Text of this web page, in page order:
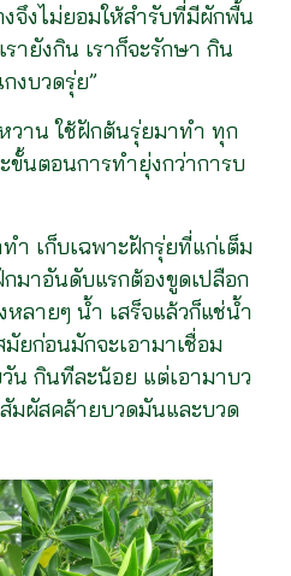
จึงไม่ยอมให้สำรับที่มีผักพื้น
ายังกิน เราก็จะรักษา กิน
งบวดรุ่ย”
วาน ใช้ฝักต้นรุ่ยมาทำ ทุก
ขั้นตอนการทำยุ่งกว่าการบ
ำ เก็บเฉพาะฝักรุ่ยที่แก่เต็ม
มาอันดับแรกต้องขูดเปลือก
ลายๆ น้ำ เสร็จแล้วก็แช่น้ำ
ยก่อนมักจะเอามาเชื่อม
น กินทีละน้อย แต่เอามาบว
มผัสคล้ายบวดมันและบวด